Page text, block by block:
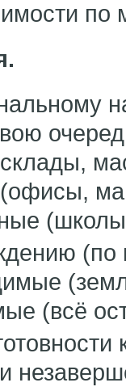
по
(по
(всё